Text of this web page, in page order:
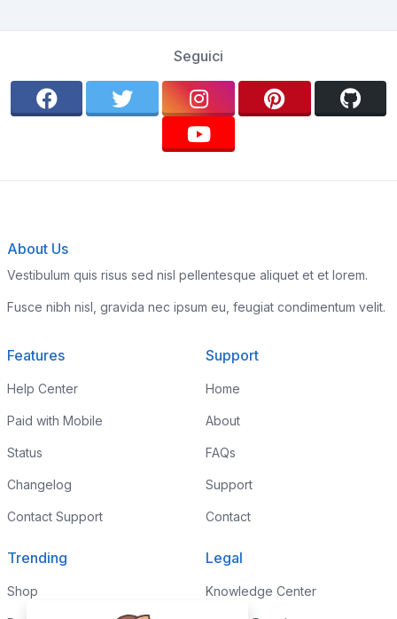
Seguici
About Us
Vestibulum quis risus sed nisl pellentesque aliquet et et lorem.
Fusce nibh nisl, gravida nec ipsum eu, feugiat condimentum velit.
Features
Help Center
Paid with Mobile
Status
Changelog
Contact Support
Support
Home
About
FAQs
Support
Contact
Trending
Shop
Legal
Knowledge Center